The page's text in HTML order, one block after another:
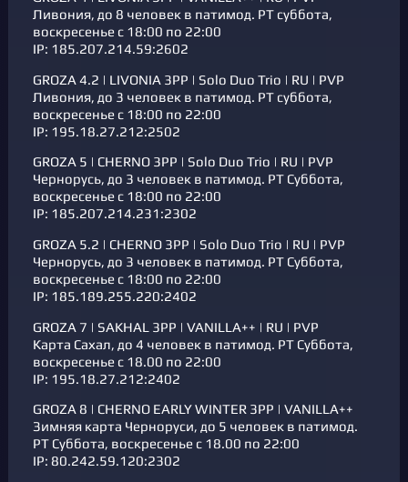
Ливония, до 8 человек в патимод. РТ суббота,
воскресенье с 18:00 по 22:00
IP: 185.207.214.59:2602
GROZA 4.2 | LIVONIA 3PP | Solo Duo Trio | RU | PVP
Ливония, до 3 человек в патимод. РТ суббота,
воскресенье с 18:00 по 22:00
IP: 195.18.27.212:2502
GROZA 5 | CHERNO 3PP | Solo Duo Trio | RU | PVP
Чернорусь, до 3 человек в патимод. РТ Суббота,
воскресенье с 18:00 по 22:00
IP: 185.207.214.231:2302
GROZA 5.2 | CHERNO 3PP | Solo Duo Trio | RU | PVP
Чернорусь, до 3 человек в патимод. РТ Суббота,
воскресенье с 18:00 по 22:00
IP: 185.189.255.220:2402
GROZA 7 | SAKHAL 3PP | VANILLA++ | RU | PVP
Карта Сахал, до 4 человек в патимод. РТ Суббота,
воскресенье с 18.00 по 22:00
IP: 195.18.27.212:2402
GROZA 8 | CHERNO EARLY WINTER 3PP | VANILLA++
Зимняя карта Черноруси, до 5 человек в патимод.
РТ Суббота, воскресенье с 18.00 по 22:00
IP: 80.242.59.120:2302